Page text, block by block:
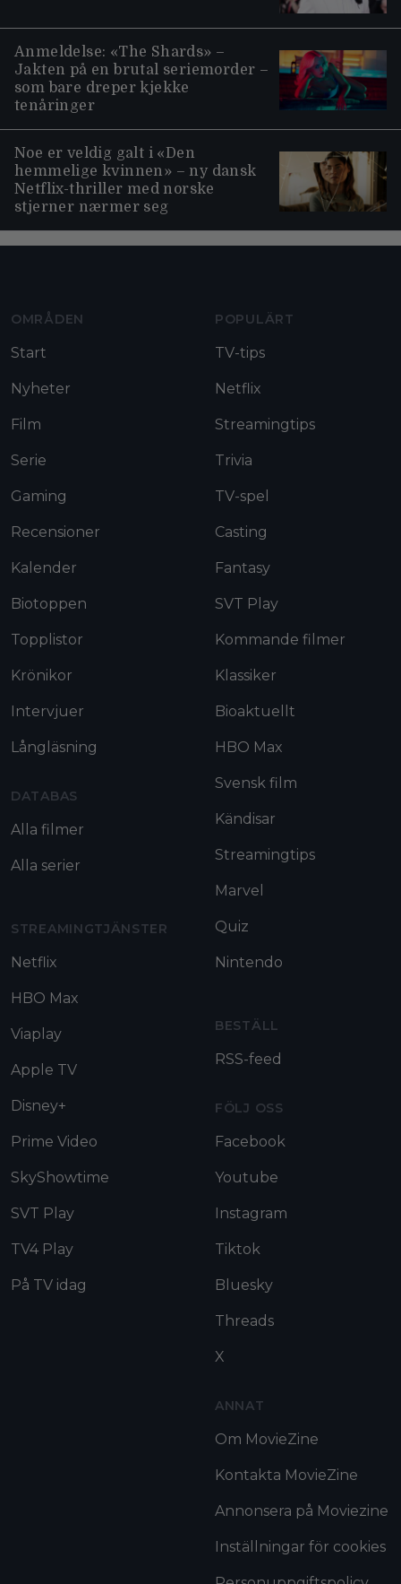
Anmeldelse: «The Shards» –
Jakten på en brutal seriemorder –
som bare dreper kjekke
tenåringer
Noe er veldig galt i «Den
hemmelige kvinnen» – ny dansk
Netflix-thriller med norske
stjerner nærmer seg
OMRÅDEN
Start
Nyheter
Film
Serie
Gaming
Recensioner
Kalender
Biotoppen
Topplistor
Krönikor
Intervjuer
Långläsning
DATABAS
Alla filmer
Alla serier
STREAMINGTJÄNSTER
Netflix
HBO Max
Viaplay
Apple TV
Disney+
Prime Video
SkyShowtime
SVT Play
TV4 Play
På TV idag
POPULÄRT
TV-tips
Netflix
Streamingtips
Trivia
TV-spel
Casting
Fantasy
SVT Play
Kommande filmer
Klassiker
Bioaktuellt
HBO Max
Svensk film
Kändisar
Streamingtips
Marvel
Quiz
Nintendo
BESTÄLL
RSS-feed
FÖLJ OSS
Facebook
Youtube
Instagram
Tiktok
Bluesky
Threads
X
ANNAT
Om MovieZine
Kontakta MovieZine
Annonsera på Moviezine
Inställningar för cookies